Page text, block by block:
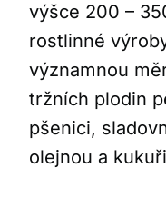
výšce 200 –
rostlinné
významnou
tržních plodin
pšenici,
olejnou a